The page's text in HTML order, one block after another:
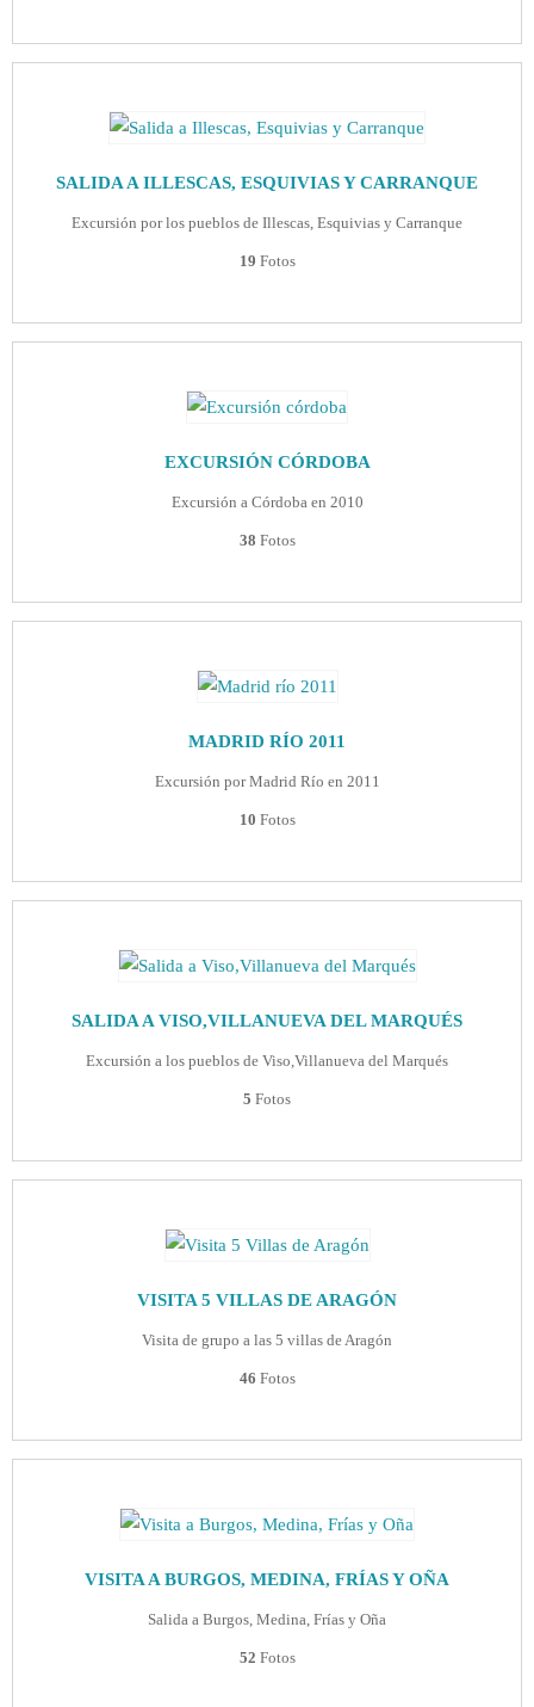
SALIDA A ILLESCAS, ESQUIVIAS Y CARRANQUE
Excursión por los pueblos de Illescas, Esquivias y Carranque
19 Fotos
EXCURSIÓN CÓRDOBA
Excursión a Córdoba en 2010
38 Fotos
MADRID RÍO 2011
Excursión por Madrid Río en 2011
10 Fotos
SALIDA A VISO,VILLANUEVA DEL MARQUÉS
Excursión a los pueblos de Viso,Villanueva del Marqués
5 Fotos
VISITA 5 VILLAS DE ARAGÓN
Visita de grupo a las 5 villas de Aragón
46 Fotos
VISITA A BURGOS, MEDINA, FRÍAS Y OÑA
Salida a Burgos, Medina, Frías y Oña
52 Fotos